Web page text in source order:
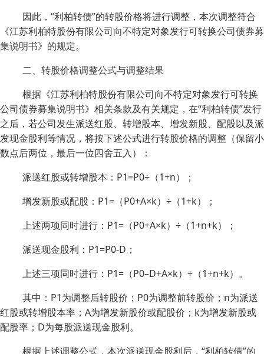
因此，“利柏转债”的转股价格将进行调整，本次调整符合
《江苏利柏特股份有限公司向不特定对象发行可转换公司债券募
集说明书》的规定。
二、转股价格调整公式与调整结果
根据《江苏利柏特股份有限公司向不特定对象发行可转换
公司债券募集说明书》相关条款及有关规定，在“利柏转债”发行
之后，若公司发生派送红股、转增股本、增发新股、配股以及派
发现金股利等情况，将按下述公式进行转股价格的调整（保留小
数点后两位，最后一位四舍五入）：
派送红股或转增股本：P1=P0÷（1+n）；
增发新股或配股：P1=（P0+A×k）÷（1+k）；
上述两项同时进行：P1=（P0+A×k）÷（1+n+k）；
派送现金股利：P1=P0-D；
上述三项同时进行：P1=（P0–D+A×k）÷（1+n+k）。
其中：P1为调整后转股价；P0为调整前转股价；n为派送
红股或转增股本率；A为增发新股价或配股价；k为增发新股或
配股率；D为每股派送现金股利。
根据上述调整公式，本次派送现金股利后，“利柏转债”的